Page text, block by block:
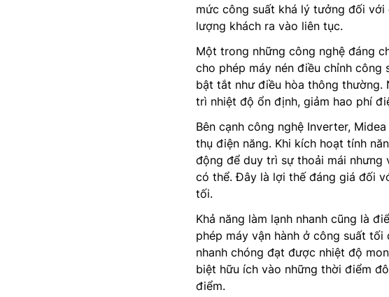
mức công suất khá lý tưởng đối
lượng khách ra vào liên tục.
Một trong những công nghệ đáng
cho phép máy nén điều chỉnh
bật tắt như điều hòa thông thường.
trì nhiệt độ ổn định, giảm hao phí
Bên cạnh công nghệ Inverter,
thụ điện năng. Khi kích hoạt tính
động để duy trì sự thoải mái nhưng
có thể. Đây là lợi thế đáng giá đối
tối.
Khả năng làm lạnh nhanh cũng là
phép máy vận hành ở công suất
nhanh chóng đạt được nhiệt độ
biệt hữu ích vào những thời điểm
điểm.